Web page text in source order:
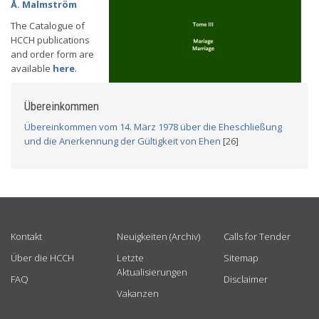
Å. Malmström
The Catalogue of
HCCH publications
and order form are
available here.
Übereinkommen
Übereinkommen vom 14. März 1978 über die Eheschließung
und die Anerkennung der Gültigkeit von Ehen [26]
Kontakt
Über die HCCH
FAQ
Neuigkeiten (Archiv)
Letzte
Aktualisierungen
Vakanzen
Calls for Tender
Sitemap
Disclaimer